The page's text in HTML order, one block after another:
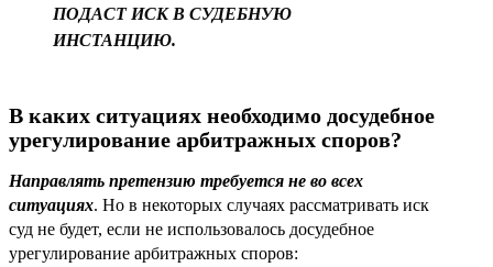
ПОДАСТ ИСК В СУДЕБНУЮ
ИНСТАНЦИЮ.
В каких ситуациях необходимо досудебное
урегулирование арбитражных споров?
Направлять претензию требуется не во всех
ситуациях. Но в некоторых случаях рассматривать иск
суд не будет, если не использовалось досудебное
урегулирование арбитражных споров: